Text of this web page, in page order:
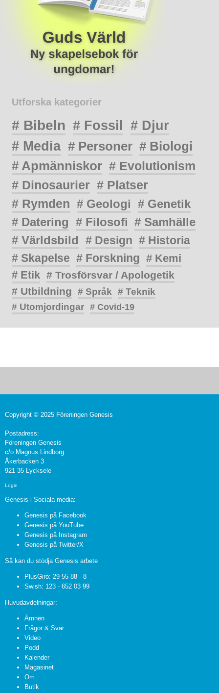
Utforska kategorier
# Bibeln # Fossil # Djur
# Media # Personer # Biologi
# Apmänniskor # Evolutionism
# Dinosaurier # Platser
# Rymden # Geologi # Genetik
# Datering # Filosofi # Samhälle
# Världsbild
# Design # Historia
# Skapelse # Forskning # Kemi
# Etik # Trosförsvar / Apologetik
# Utbildning
# Språk # Teknik
# Utomjordingar # Covid-19
Copyright © 2025 Föreningen Genesis
Postadress:
Föreningen Genesis
c/o Magnus Lindborg
Åkerbacken 3
921 35 Lycksele
Login
Genesis i Sociala media:
Genesis på Facebook
Genesis på YouTube
Genesis på Instagram
Genesis på Twitter/X
Så kan du stödja Genesis arbete
PlusGiro: 29 55 88 - 8
Swish: 123 - 652 03 99
Huvudavdelningar:
Ämnen
Frågor & Svar
Video
Podd
Kalender
Magasinet
Om
Butik